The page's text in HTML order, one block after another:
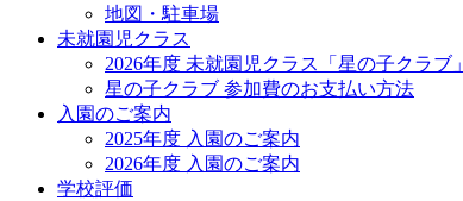
地図・駐車場
未就園児クラス
2026年度 未就園児クラス「星の子クラブ」
星の子クラブ 参加費のお支払い方法
入園のご案内
2025年度 入園のご案内
2026年度 入園のご案内
学校評価